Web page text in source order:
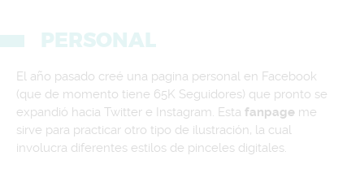
PERSONAL
El año pasado creé una pagina personal en Facebook
(que de momento tiene 65K Seguidores) que pronto se
expandió hacia Twitter e Instagram. Esta fanpage me
sirve para practicar otro tipo de ilustración, la cual
involucra diferentes estilos de pinceles digitales.